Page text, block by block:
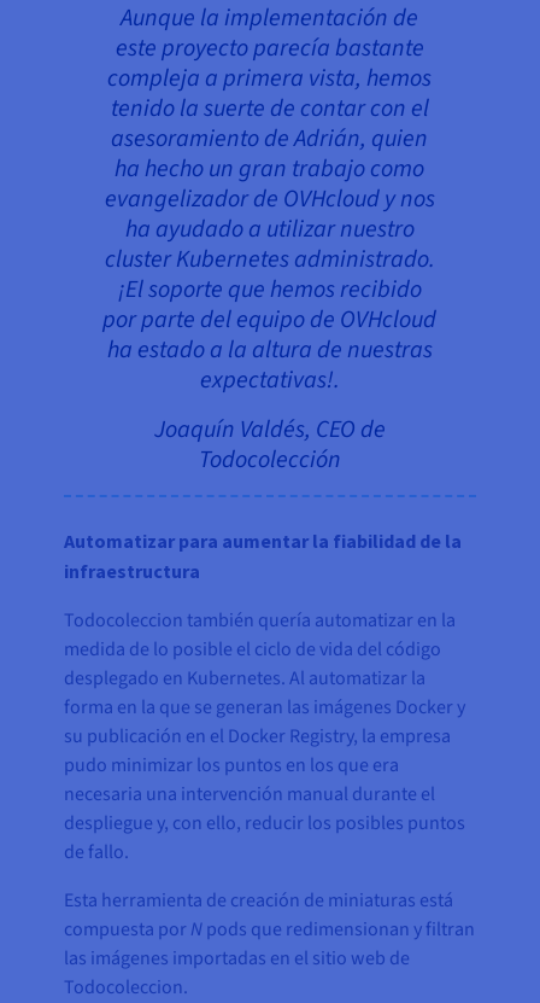
Aunque la implementación de
este proyecto parecía bastante
compleja a primera vista, hemos
tenido la suerte de contar con el
asesoramiento de Adrián, quien
ha hecho un gran trabajo como
evangelizador de OVHcloud y nos
ha ayudado a utilizar nuestro
cluster Kubernetes administrado.
¡El soporte que hemos recibido
por parte del equipo de OVHcloud
ha estado a la altura de nuestras
expectativas!.
Joaquín Valdés, CEO de
Todocolección
Automatizar para aumentar la fiabilidad de la
infraestructura
Todocoleccion también quería automatizar en la
medida de lo posible el ciclo de vida del código
desplegado en Kubernetes. Al automatizar la
forma en la que se generan las imágenes Docker y
su publicación en el Docker Registry, la empresa
pudo minimizar los puntos en los que era
necesaria una intervención manual durante el
despliegue y, con ello, reducir los posibles puntos
de fallo.
Esta herramienta de creación de miniaturas está
compuesta porNpods que redimensionan y filtran
las imágenes importadas en el sitio web de
Todocoleccion.